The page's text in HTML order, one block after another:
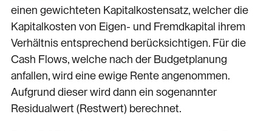
einen gewichteten Kapitalkostensatz, welcher die
Kapitalkosten von Eigen- und Fremdkapital ihrem
Verhältnis entsprechend berücksichtigen. Für die
Cash Flows, welche nach der Budgetplanung
anfallen, wird eine ewige Rente angenommen.
Aufgrund dieser wird dann ein sogenannter
Residualwert (Restwert) berechnet.